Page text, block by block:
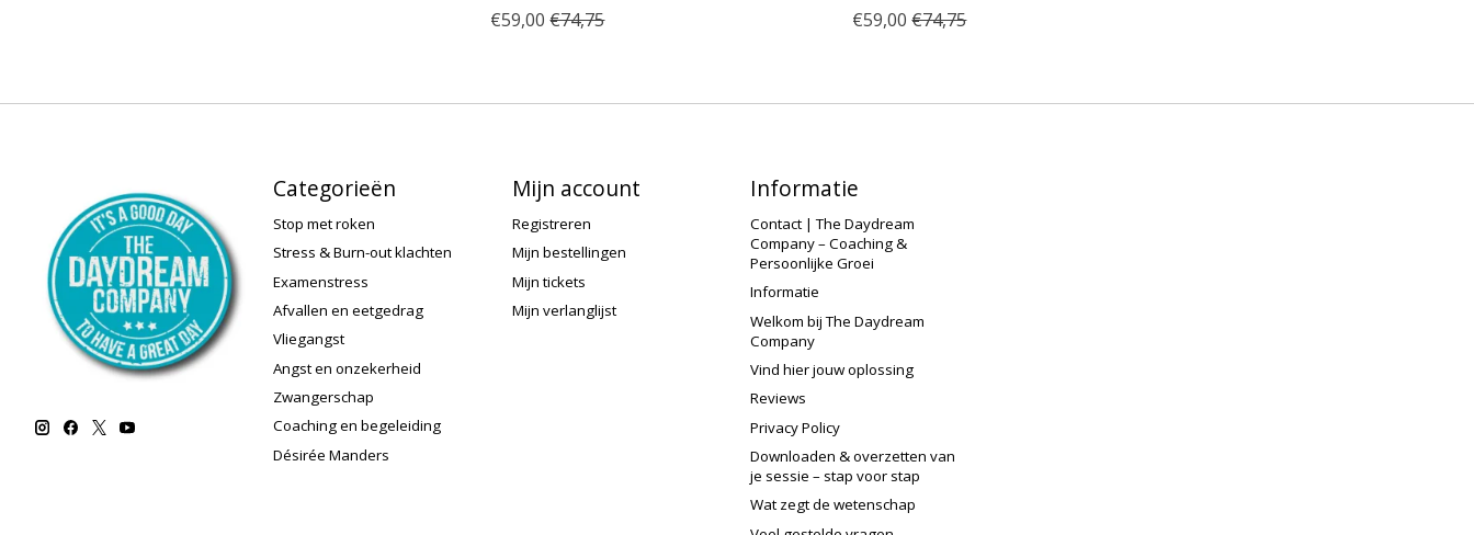
€59,00 €74,75
€59,00 €74,75
Categorieën
Stop met roken
Stress & Burn-out klachten
Examenstress
Afvallen en eetgedrag
Vliegangst
Angst en onzekerheid
Zwangerschap
Coaching en begeleiding
Désirée Manders
Mijn account
Registreren
Mijn bestellingen
Mijn tickets
Mijn verlanglijst
Informatie
Contact | The Daydream
Company – Coaching &
Persoonlijke Groei
Informatie
Welkom bij The Daydream
Company
Vind hier jouw oplossing
Reviews
Privacy Policy
Downloaden & overzetten van
je sessie – stap voor stap
Wat zegt de wetenschap